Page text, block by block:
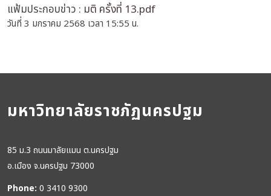
แฟ้มประกอบข่าว : มติ ครั้งที่ 13.pdf
วันที่ 3 มกราคม 2568 เวลา 15:55 น.
มหาวิทยาลัยราชภัฏนครปฐม
85 ม.3 ถนนมาลัยแมน ต.นครปฐม
อ.เมือง จ.นครปฐม 73000
Phone: 0 3410 9300